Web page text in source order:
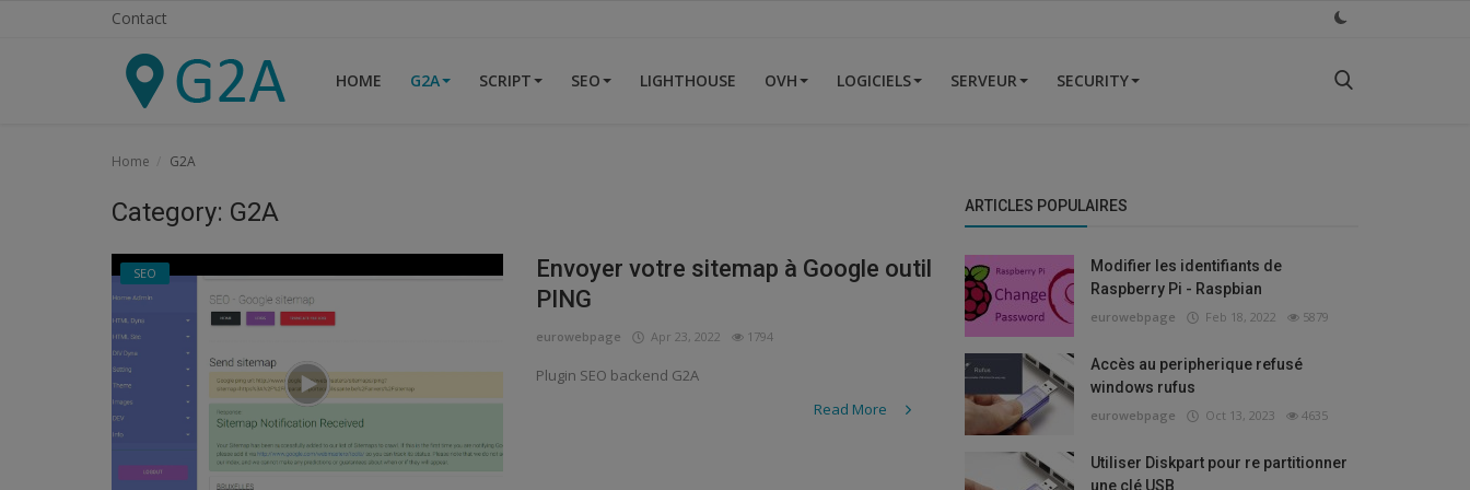
Contact
HOME G2A SCRIPT SEO LIGHTHOUSE OVH LOGICIELS SERVEUR SECURITY
Home G2A
Category: G2A
SEO
Envoyer votre sitemap à Google outil
PING
eurowebpage Apr 23, 2022 1794
Plugin SEO backend G2A
Read More
ARTICLES POPULAIRES
Modifier les identifiants de
Raspberry Pi - Raspbian
eurowebpage Feb 18, 2022 5879
Accès au peripherique refusé
windows rufus
eurowebpage Oct 13, 2023 4635
Utiliser Diskpart pour re partitionner
une clé USB